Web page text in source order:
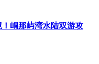
！峒那屿湾水陆双游攻